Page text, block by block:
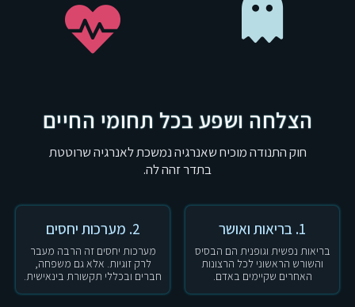
הצלחה ושפע בכל תחומי החיים
חוק התנודה מוכיח שאנרגיה נמשכת לאנרגיה שרוטטת
בתדר זהה לה.
1. בריאות ואושר
בריאות נפשית וגופנית הם הבסיס
והשורש הראשוני לכל הרצונות
האחרים שקיימים באדם.
2. מערכות יחסים
מערכות יחסים זה הרבה מעבר
לרק זוגיות. אלא גם משפחה,
חברים ובכללי תקשורת בינאישית.